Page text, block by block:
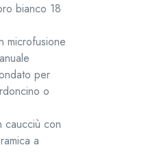
bianco 18
microfusione
per
o
caucciù con
a